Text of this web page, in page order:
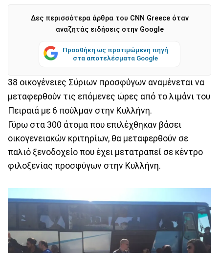
Δες περισσότερα άρθρα του CNN Greece όταν
αναζητάς ειδήσεις στην Google
Προσθήκη ως προτιμώμενη πηγή
στα αποτελέσματα Google
38 οικογένειες Σύριων προσφύγων αναμένεται να
μεταφερθούν τις επόμενες ώρες από το λιμάνι του
Πειραιά με 6 πούλμαν στην Κυλλήνη.
Γύρω στα 300 άτομα που επιλέχθηκαν βάσει
οικογενειακών κριτηρίων, θα μεταφερθούν σε
παλιό ξενοδοχείο που έχει μετατραπεί σε κέντρο
φιλοξενίας προσφύγων στην Κυλλήνη.